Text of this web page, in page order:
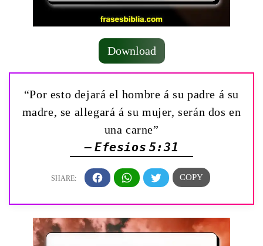
Download
“Por esto dejará el hombre á su padre á su
madre, se allegará á su mujer, serán dos en
una carne”
— Efesios 5:31